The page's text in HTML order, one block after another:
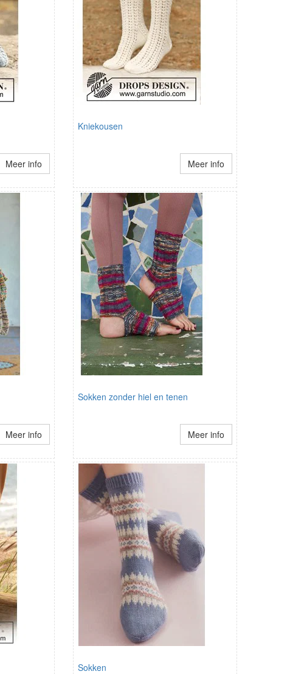
Meer info
Kniekousen
Meer info
Meer info
Sokken zonder hiel en tenen
Meer info
Sokken